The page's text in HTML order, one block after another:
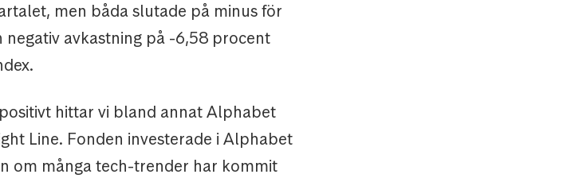
men båda slutade på minus för
avkastning på -6,58 procent
hittar vi bland annat Alphabet
Line. Fonden investerade i Alphabet
om många tech-trender har kommit